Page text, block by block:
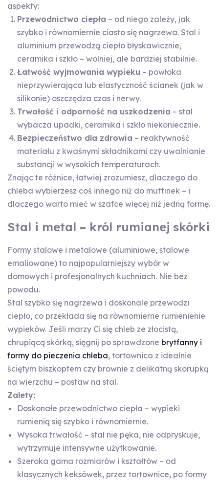
aspekty:
Przewodnictwo ciepła – od niego zależy, jak
szybko i równomiernie ciasto się nagrzewa. Stal i
aluminium przewodzą ciepło błyskawicznie,
ceramika i szkło – wolniej, ale bardziej stabilnie.
Łatwość wyjmowania wypieku – powłoka
nieprzywierająca lub elastyczność ścianek (jak w
silikonie) oszczędza czas i nerwy.
Trwałość i odporność na uszkodzenia – stal
wybacza upadki, ceramika i szkło niekoniecznie.
Bezpieczeństwo dla zdrowia – reaktywność
materiału z kwaśnymi składnikami czy uwalnianie
substancji w wysokich temperaturach.
Znając te różnice, łatwiej zrozumiesz, dlaczego do
chleba wybierzesz coś innego niż do muffinek – i
dlaczego warto mieć w szafce więcej niż jedną formę.
Stal i metal – król rumianej skórki
Formy stalowe i metalowe (aluminiowe, stalowe
emaliowane) to najpopularniejszy wybór w
domowych i profesjonalnych kuchniach. Nie bez
powodu.
Stal szybko się nagrzewa i doskonale przewodzi
ciepło, co przekłada się na równomierne rumienienie
wypieków. Jeśli marzy Ci się chleb ze złocistą,
chrupiącą skórką, sięgnij po sprawdzone brytfanny i
formy do pieczenia chleba, tortownica z idealnie
ściętym biszkoptem czy brownie z delikatną skorupką
na wierzchu – postaw na stal.
Zalety:
Doskonałe przewodnictwo ciepła – wypieki
rumienią się szybko i równomiernie.
Wysoka trwałość – stal nie pęka, nie odpryskuje,
wytrzymuje intensywne użytkowanie.
Szeroka gama rozmiarów i kształtów – od
klasycznych keksówek, przez tortownice, po formy